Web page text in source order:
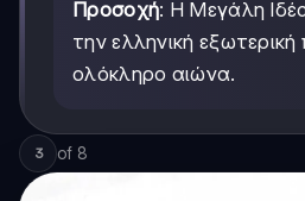
Προσοχή: Η Μεγάλη
την ελληνική εξωτερική
ολόκληρο αιώνα.
3 of 8